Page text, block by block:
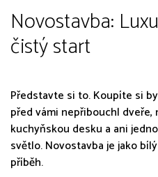
Novostavba:
čistý start
Představte si to. Koupíte si
před vámi nepřibouchl dveře,
kuchyňskou desku a ani
světlo. Novostavba je jako
příběh.